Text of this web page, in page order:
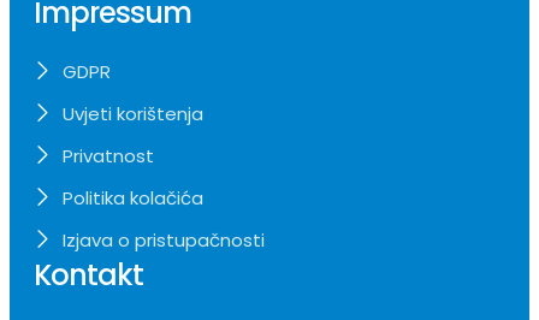
Impressum
GDPR
Uvjeti korištenja
Privatnost
Politika kolačića
Izjava o pristupačnosti
Kontakt